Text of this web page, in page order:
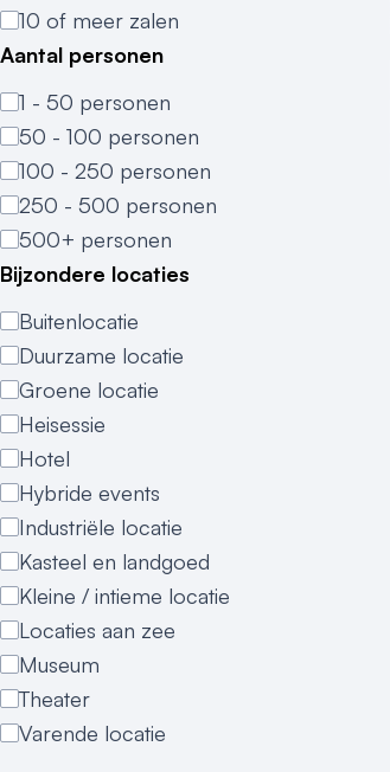
10 of meer zalen
Aantal personen
1 - 50 personen
50 - 100 personen
100 - 250 personen
250 - 500 personen
500+ personen
Bijzondere locaties
Buitenlocatie
Duurzame locatie
Groene locatie
Heisessie
Hotel
Hybride events
Industriële locatie
Kasteel en landgoed
Kleine / intieme locatie
Locaties aan zee
Museum
Theater
Varende locatie